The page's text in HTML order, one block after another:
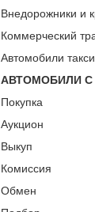
Внедорожники и
Коммерческий
Автомобили такси
АВТОМОБИЛИ С
Покупка
Аукцион
Выкуп
Комиссия
Обмен